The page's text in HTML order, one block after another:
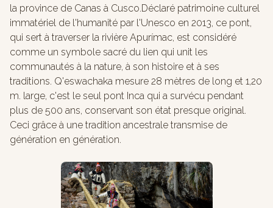
la province de Canas à Cusco.Déclaré patrimoine culturel
immatériel de l'humanité par l'Unesco en 2013, ce pont,
qui sert à traverser la rivière Apurímac, est considéré
comme un symbole sacré du lien qui unit les
communautés à la nature, à son histoire et à ses
traditions. Q'eswachaka mesure 28 mètres de long et 1,20
m. large, c'est le seul pont Inca qui a survécu pendant
plus de 500 ans, conservant son état presque original.
Ceci grâce à une tradition ancestrale transmise de
génération en génération.